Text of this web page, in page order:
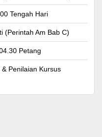
Tengah Hari
(Perintah Am Bab C)
Petang
Penilaian Kursus